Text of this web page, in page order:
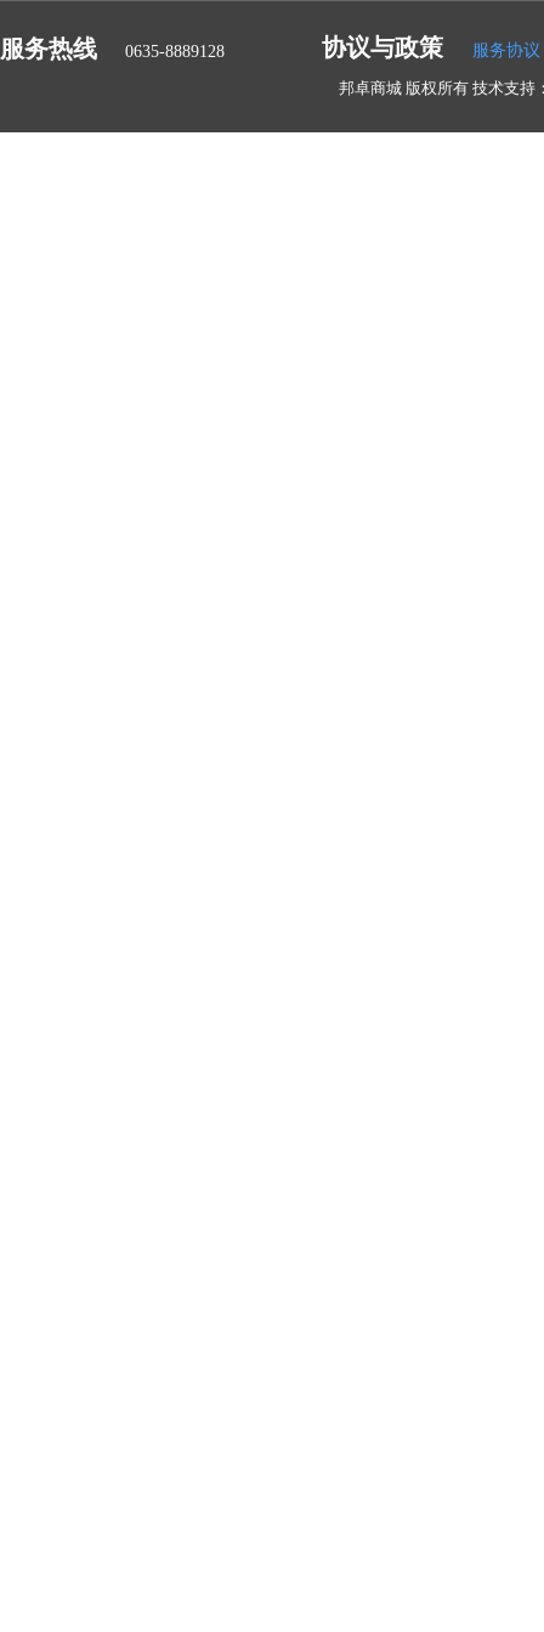
服务热线 0635-8889128 协议与政策 服务协议
邦卓商城 版权所有 技术支持